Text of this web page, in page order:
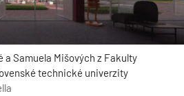
a Samuela Mišových z Fakulty
technické univerzity